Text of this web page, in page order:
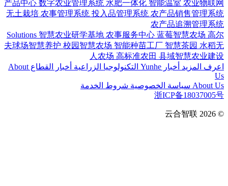
产品中心数字农业管理系统水肥一体化智能温室农业物联网
无土栽培农事管理系统投入品管理系统农产品销售管理系统
农产品追溯管理系统
Solutions智慧农业研学基地农事服务中心蓝莓智慧农场高尔
夫球场智慧养护校园智慧农场智能种苗工厂智慧茶园水稻无
人农场高标准农田县域智慧农业建设
اعرف المزيدأخبار Yunhe التكنولوجيا الزراعيةأخبار القطاعAbout
Us
About Us سياسة الخصوصيةشروط الخدمة
浙ICP备18037005号
© 2026
云合智联